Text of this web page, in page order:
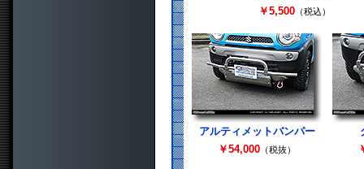
￥5,500 （税込）
アルティメットバンパー
￥54,000 （税抜）